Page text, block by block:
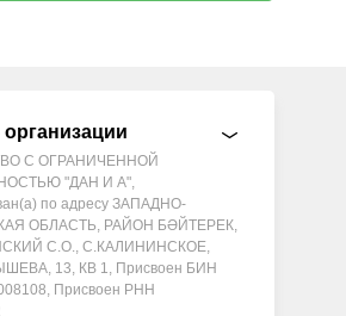
С ОГРАНИЧЕННОЙ
"ДАН И А",
по адресу ЗАПАДНО-
ОБЛАСТЬ, РАЙОН БӘЙТЕРЕК,
С.О., С.КАЛИНИНСКОЕ,
КВ 1, Присвоен БИН
РНН